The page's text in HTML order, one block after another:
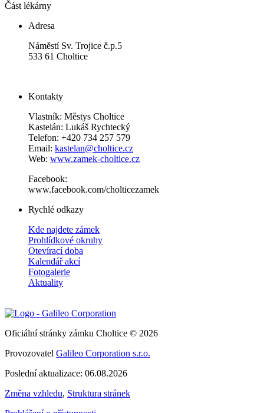
Část lékárny
Adresa
Náměstí Sv. Trojice č.p.5
533 61 Choltice
Kontakty
Vlastník: Městys Choltice
Kastelán: Lukáš Rychtecký
Telefon: +420 734 257 579
Email: kastelan@choltice.cz
Web: www.zamek-choltice.cz
Facebook:
www.facebook.com/cholticezamek
Rychlé odkazy
Kde najdete zámek
Prohlídkové okruhy
Otevírací doba
Kalendář akcí
Fotogalerie
Aktuality
Oficiální stránky zámku Choltice © 2026
Provozovatel Galileo Corporation s.r.o.
Poslední aktualizace: 06.08.2026
Změna vzhledu, Struktura stránek